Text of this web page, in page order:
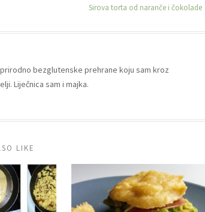
Sirova torta od naranče i čokolade
bezglutenske prehrane koju sam kroz
Liječnica sam i majka.
LIKE